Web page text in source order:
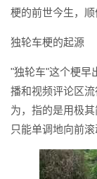
梗的前世今生，顺
独轮车梗的起源
"独轮车"这个梗早
播和视频评论区
为，指的是用极
只能单调地向前滚